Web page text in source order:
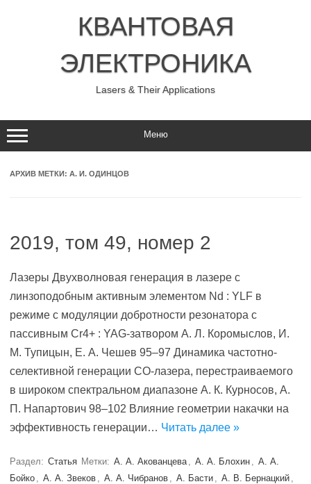
КВАНТОВАЯ
ЭЛЕКТРОНИКА
Lasers & Their Applications
Меню
АРХИВ МЕТКИ: А. И. ОДИНЦОВ
2019, том 49, номер 2
Лазеры Двухволновая генерация в лазере с
линзоподобным активным элементом Nd : YLF в
режиме с модуляции добротности резонатора с
паcсивным Cr4+ : YAG-затвором А. Л. Коромыслов, И.
М. Тупицын, Е. А. Чешев 95–97 Динамика частотно-
селективной генерации СО-лазера, перестраиваемого
в широком спектральном диапазоне А. К. Курносов, А.
П. Напартович 98–102 Влияние геометрии накачки на
эффективность генерации… Читать далее »
Раздел: Статья Метки: А. А. Акованцева , А. А. Блохин , А. А.
Бойко , А. А. Звеков , А. А. Чибранов , А. Басти , А. В. Бернацкий ,